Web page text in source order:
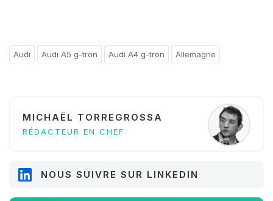
Audi Audi A5 g-tron Audi A4 g-tron Allemagne
MICHAËL TORREGROSSA
RÉDACTEUR EN CHEF
NOUS SUIVRE SUR LINKEDIN